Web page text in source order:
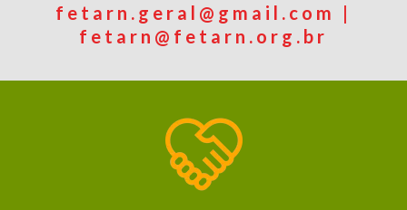
fetarn.geral@gmail.com |
fetarn@fetarn.org.br